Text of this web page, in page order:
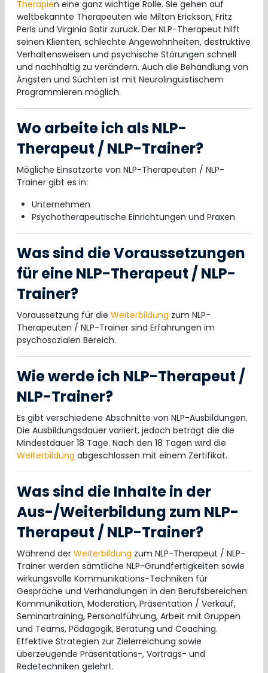
Therapien eine ganz wichtige Rolle. Sie gehen auf
weltbekannte Therapeuten wie Milton Erickson, Fritz
Perls und Virginia Satir zurück. Der NLP-Therapeut hilft
seinen Klienten, schlechte Angewohnheiten, destruktive
Verhaltensweisen und psychische Störungen schnell
und nachhaltig zu verändern. Auch die Behandlung von
Ängsten und Süchten ist mit Neurolinguistischem
Programmieren möglich.
Wo arbeite ich als NLP-
Therapeut / NLP-Trainer?
Mögliche Einsatzorte von NLP-Therapeuten / NLP-
Trainer gibt es in:
Unternehmen
Psychotherapeutische Einrichtungen und Praxen
Was sind die Voraussetzungen
für eine NLP-Therapeut / NLP-
Trainer?
Voraussetzung für die Weiterbildung zum NLP-
Therapeuten / NLP-Trainer sind Erfahrungen im
psychosozialen Bereich.
Wie werde ich NLP-Therapeut /
NLP-Trainer?
Es gibt verschiedene Abschnitte von NLP-Ausbildungen.
Die Ausbildungsdauer variiert, jedoch beträgt die die
Mindestdauer 18 Tage. Nach den 18 Tagen wird die
Weiterbildung abgeschlossen mit einem Zertifikat.
Was sind die Inhalte in der
Aus-/Weiterbildung zum NLP-
Therapeut / NLP-Trainer?
Während der Weiterbildung zum NLP-Therapeut / NLP-
Trainer werden sämtliche NLP-Grundfertigkeiten sowie
wirkungsvolle Kommunikations-Techniken für
Gespräche und Verhandlungen in den Berufsbereichen:
Kommunikation, Moderation, Präsentation / Verkauf,
Seminartraining, Personalführung, Arbeit mit Gruppen
und Teams, Pädagogik, Beratung und Coaching.
Effektive Strategien zur Zielerreichung sowie
überzeugende Präsentations-, Vortrags- und
Redetechniken gelehrt.